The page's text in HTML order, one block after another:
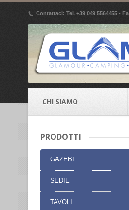
p Contattaci: Tel. +39 049 5564455 -
CHI SIAMO
PRODOTTI
GAZEBI
SEDIE
TAVOLI